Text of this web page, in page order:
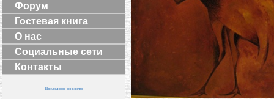
Форум
Гостевая книга
О нас
Социальные сети
Контакты
Последние новости